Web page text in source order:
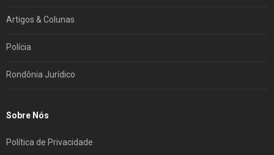
Artigos & Colunas
Polícia
Rondônia Jurídico
Sobre Nós
Política de Privacidade